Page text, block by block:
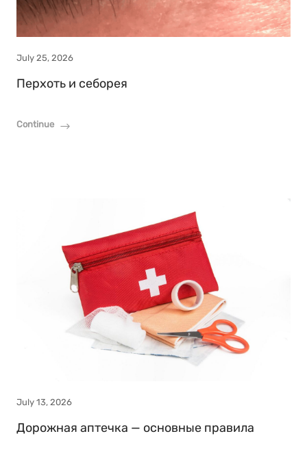
July 25, 2026
Перхоть и себорея
Continue
July 13, 2026
Дорожная аптечка — основные правила